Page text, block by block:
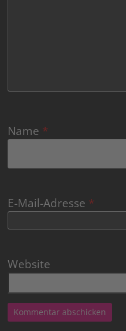
Name *
E-Mail-Adresse *
Website